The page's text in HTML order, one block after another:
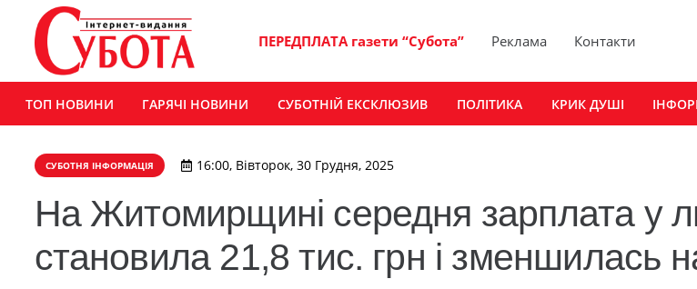
ПЕРЕДПЛАТА газети “Субота” Реклама Контакти
ТОП НОВИНИ ГАРЯЧІ НОВИНИ СУБОТНІЙ ЕКСКЛЮЗИВ ПОЛІТИКА КРИК ДУШІ
СУБОТНЯ ІНФОРМАЦІЯ 16:00, Вівторок, 30 Грудня, 2025
На Житомирщині середня зарплата у
становила 21,8 тис. грн і зменшилась